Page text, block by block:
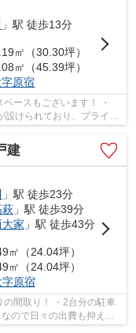
」駅 徒歩13分
㎡（30.30坪）
㎡（45.39坪）
字原宿
ースもございます！ ・
設けられており、プライベ
建
」駅 徒歩23分
萩」駅 徒歩39分
大家 」駅 徒歩43分
㎡（24.04坪）
㎡（24.04坪）
字原宿
の間取り！ ・2台分の駐車
ので日々の出費も抑えら